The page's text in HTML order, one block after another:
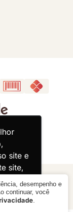
site e
site,
site e
site,
0001-92
desempenho e
continuar, você
.